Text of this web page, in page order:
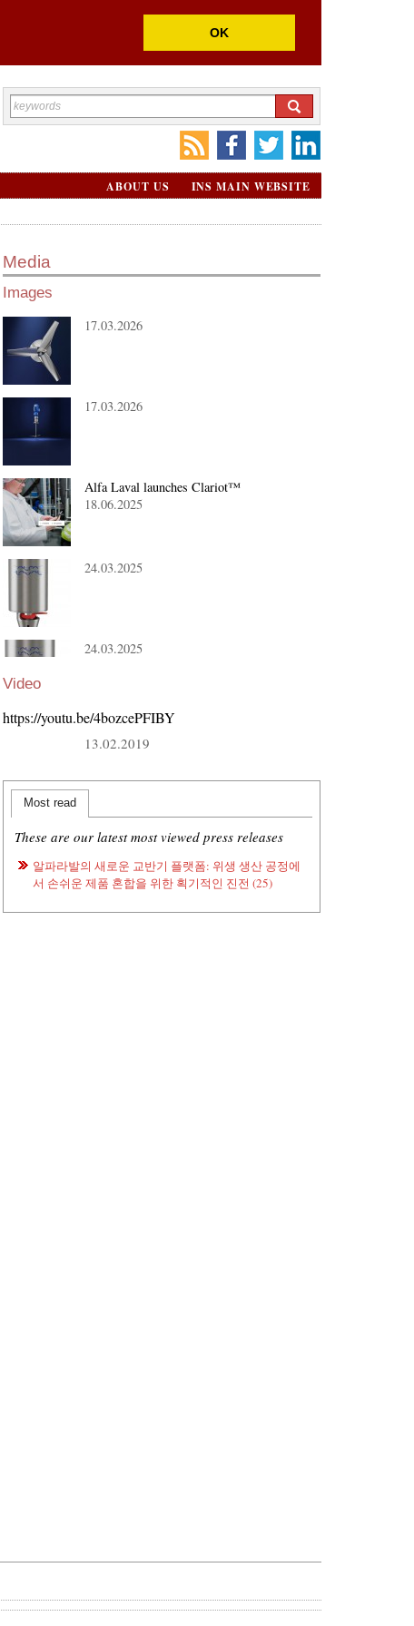
OK
INS MAIN WEBSITE
ABOUT US
Media
Images
17.03.2026
17.03.2026
Alfa Laval launches Clariot™
18.06.2025
24.03.2025
24.03.2025
Video
https://youtu.be/4bozcePFIBY
13.02.2019
Most read
These are our latest most viewed press releases
알파라발의 새로운 교반기 플랫폼: 위생 생산 공정에
서 손쉬운 제품 혼합을 위한 획기적인 진전 (25)